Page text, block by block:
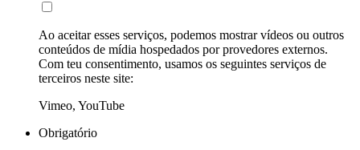
Ao aceitar esses serviços, podemos mostrar vídeos ou outros
conteúdos de mídia hospedados por provedores externos.
Com teu consentimento, usamos os seguintes serviços de
terceiros neste site:
Vimeo, YouTube
Obrigatório